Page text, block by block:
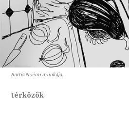
Bartis Noémi munkája.
térközök